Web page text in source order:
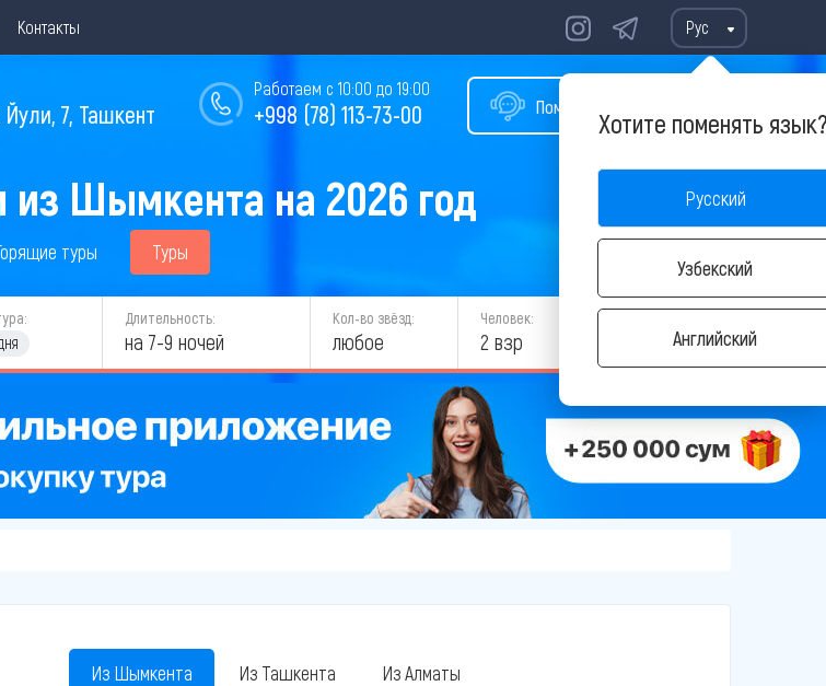
Контакты Рус
Хотите поменять
Русский
Узбекский
Английский
Помощь в подборе тура
Работаем с 10:00 до 19:00
+998 (78) 113-73-00
7, Ташкент
из Шымкента на 2026 год
туры Туры
Длительность:
на 7-9 ночей
Кол-во звёзд:
любое
Человек:
2 взр НАЙТИ
Из Шымкента Из Ташкента Из Алматы